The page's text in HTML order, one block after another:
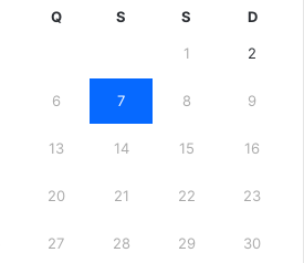
Q S S D
1 2
6 7 8 9
13 14 15 16
20 21 22 23
27 28 29 30